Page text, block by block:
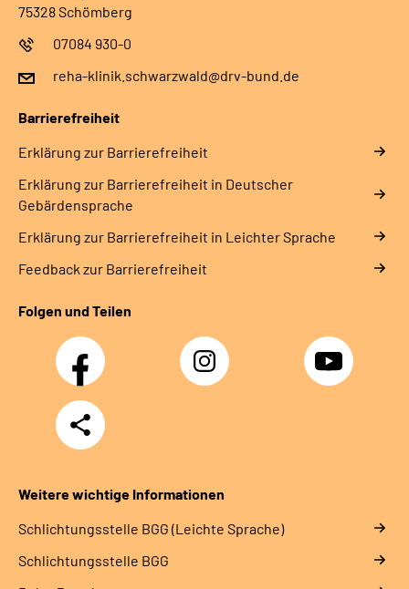
75328 Schömberg
07084 930-0
reha-klinik.schwarzwald@drv-bund.de
Barrierefreiheit
Erklärung zur Barrierefreiheit
Erklärung zur Barrierefreiheit in Deutscher
Gebärdensprache
Erklärung zur Barrierefreiheit in Leichter Sprache
Feedback zur Barrierefreiheit
Folgen und Teilen
Facebook Instagram YouTube
Teilen
Weitere wichtige Informationen
Schlich­tungs­stel­le BGG (Leichte Sprache)
Schlich­tungs­stel­le BGG